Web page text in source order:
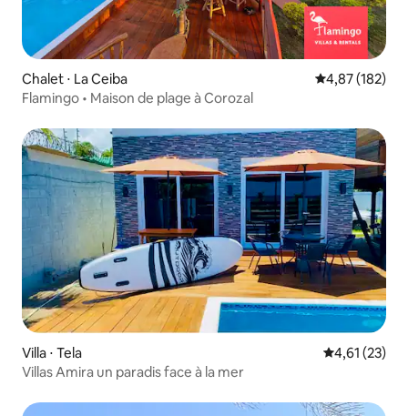
Chalet ⋅ La Ceiba Évaluation
4,87 (182)
Flamingo • Maison de plage à Corozal
Villa ⋅ Tela Évaluation
4,61 (23)
Villas Amira un paradis face à la mer